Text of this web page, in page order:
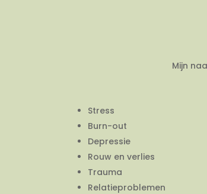
Mijn
Stress
Burn-out
Depressie
Rouw en verlies
Trauma
Relatieproblemen